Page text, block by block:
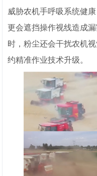
威胁农机手呼吸系统健
更会遮挡操作视线造成
时，粉尘还会干扰农机
约精准作业技术升级。